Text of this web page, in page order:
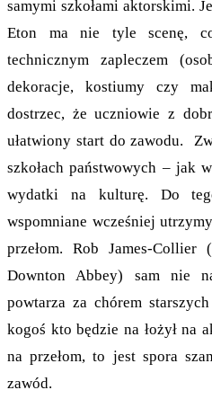
samymi szkołami aktorskimi.
Eton ma nie tyle scenę,
technicznym zapleczem
dekoracje, kostiumy czy
dostrzec, że uczniowie z
ułatwiony start do zawodu.
szkołach państwowych – jak
wydatki na kulturę. Do
wspomniane wcześniej
przełom. Rob James-
Downton Abbey) sam nie
powtarza za chórem
kogoś kto będzie na łożył na
na przełom, to jest spora
zawód.